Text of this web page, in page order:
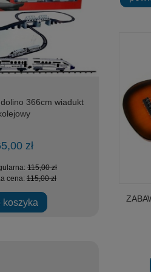
366cm wiadukt
zł
115,00 zł
cena:115,00 zł
koszyka
Loco